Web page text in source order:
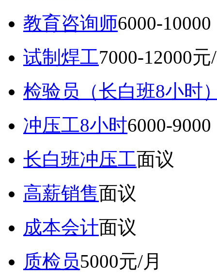
教育咨询师6000-
试制焊工7000-12000元
检验员（长白班8小时
冲压工8小时6000-
长白班冲压工面议
高薪销售面议
成本会计面议
质检员5000元/月